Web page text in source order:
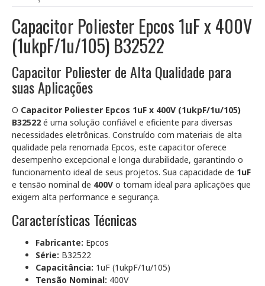
Capacitor Poliester Epcos 1uF x 400V
(1ukpF/1u/105) B32522
Capacitor Poliester de Alta Qualidade para
suas Aplicações
O Capacitor Poliester Epcos 1uF x 400V (1ukpF/1u/105)
B32522 é uma solução confiável e eficiente para diversas
necessidades eletrônicas. Construído com materiais de alta
qualidade pela renomada Epcos, este capacitor oferece
desempenho excepcional e longa durabilidade, garantindo o
funcionamento ideal de seus projetos. Sua capacidade de 1uF
e tensão nominal de 400V o tornam ideal para aplicações que
exigem alta performance e segurança.
Características Técnicas
Fabricante: Epcos
Série: B32522
Capacitância: 1uF (1ukpF/1u/105)
Tensão Nominal: 400V